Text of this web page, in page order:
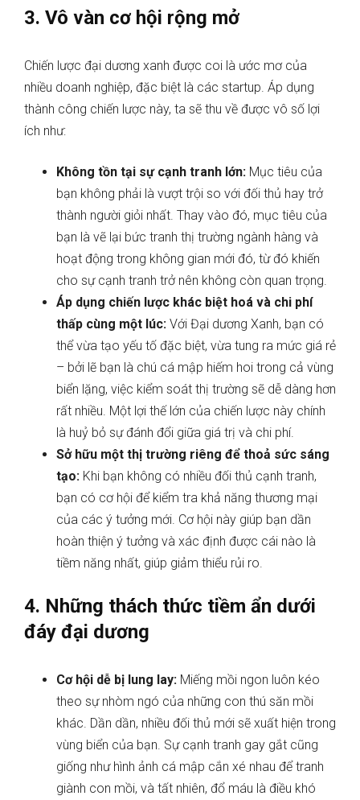
3. Vô vàn cơ hội rộng mở
Chiến lược đại dương xanh được coi là ước mơ của
nhiều doanh nghiệp, đặc biệt là các startup. Áp dụng
thành công chiến lược này, ta sẽ thu về được vô số lợi
ích như:
Không tồn tại sự cạnh tranh lớn: Mục tiêu của
bạn không phải là vượt trội so với đối thủ hay trở
thành người giỏi nhất. Thay vào đó, mục tiêu của
bạn là vẽ lại bức tranh thị trường ngành hàng và
hoạt động trong không gian mới đó, từ đó khiến
cho sự cạnh tranh trở nên không còn quan trọng.
Áp dụng chiến lược khác biệt hoá và chi phí
thấp cùng một lúc: Với Đại dương Xanh, bạn có
thể vừa tạo yếu tố đặc biệt, vừa tung ra mức giá rẻ
– bởi lẽ bạn là chú cá mập hiếm hoi trong cả vùng
biển lặng, việc kiểm soát thị trường sẽ dễ dàng hơn
rất nhiều. Một lợi thế lớn của chiến lược này chính
là huỷ bỏ sự đánh đổi giữa giá trị và chi phí.
Sở hữu một thị trường riêng để thoả sức sáng
tạo: Khi bạn không có nhiều đối thủ cạnh tranh,
bạn có cơ hội để kiểm tra khả năng thương mại
của các ý tưởng mới. Cơ hội này giúp bạn dần
hoàn thiện ý tưởng và xác định được cái nào là
tiềm năng nhất, giúp giảm thiểu rủi ro.
4. Những thách thức tiềm ẩn dưới
đáy đại dương
Cơ hội dễ bị lung lay: Miếng mồi ngon luôn kéo
theo sự nhòm ngó của những con thú săn mồi
khác. Dần dần, nhiều đối thủ mới sẽ xuất hiện trong
vùng biển của bạn. Sự cạnh tranh gay gắt cũng
giống như hình ảnh cá mập cắn xé nhau để tranh
giành con mồi, và tất nhiên, đổ máu là điều khó